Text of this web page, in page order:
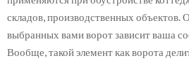
складов, производственных объектов.
выбранных вами ворот зависит ваша
Вообще, такой элемент как ворота